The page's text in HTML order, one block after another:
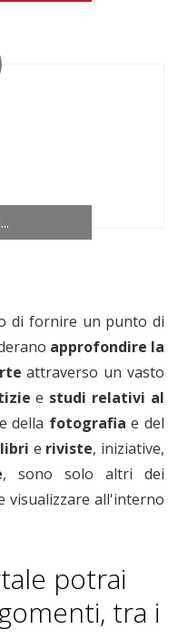
di fornire un punto di
approfondire la
attraverso un vasto
e studi relativi al
della fotografiae del
libri e riviste, iniziative,
, sono solo altri dei
visualizzare all'interno
potrai
tra i